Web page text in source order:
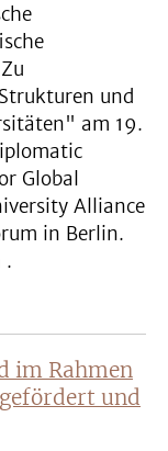
und
am 19.
Global
Alliance
in Berlin.
.
im Rahmen
und